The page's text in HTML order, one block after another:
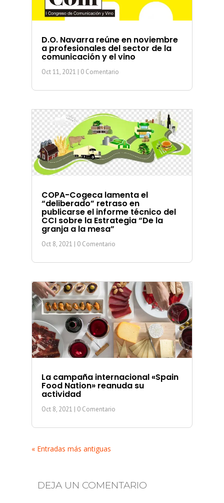
D.O. Navarra reúne en noviembre
a profesionales del sector de la
comunicación y el vino
Oct 11, 2021 | 0 Comentario
COPA-Cogeca lamenta el
“deliberado” retraso en
publicarse el informe técnico del
CCI sobre la Estrategia “De la
granja a la mesa”
Oct 8, 2021 | 0 Comentario
La campaña internacional «Spain
Food Nation» reanuda su
actividad
Oct 8, 2021 | 0 Comentario
« Entradas más antiguas
DEJA UN COMENTARIO